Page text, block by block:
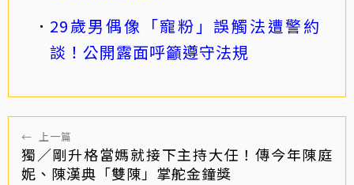
29歲男偶像「寵粉」誤觸法遭警約
談！公開露面呼籲遵守法規
← 上一篇
獨／剛升格當媽就接下主持大任！傳今年陳庭
妮、陳漢典「雙陳」掌舵金鐘獎